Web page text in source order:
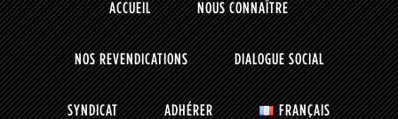
ACCUEIL NOUS CONNAÎTRE
NOS REVENDICATIONS DIALOGUE SOCIAL
SYNDICAT ADHÉRER FRANÇAIS